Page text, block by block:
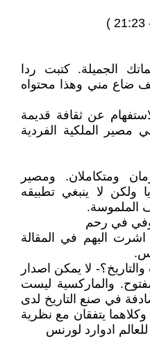
الجميلة. كتبت ردا
ضاع مني وهذا محتواه
عن ثقافة قديمة
مصير الملكية الفردية
ومتكاملان. ومصير
ولكن لا ينبغي تطبيقه
الملموسة.
في رحم
اشرت اليهم في المقالة
لا يمكن اصدار
والماركسية ليست
في صنع التاريخ لدى
يتفقان مع نظرية
ادوارد لورنس